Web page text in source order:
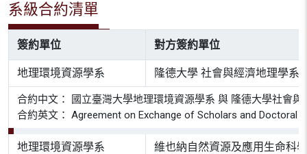
系級合約清單
簽約單位 對方簽約單位
地理環境資源學系 隆德大學 社會與經濟地理學系
合約中文： 國立臺灣大學地理環境資源學系 與 隆德大學社會
合約英文： Agreement on Exchange of Scholars and Doctoral
地理環境資源學系 維也納自然資源及應用生命科